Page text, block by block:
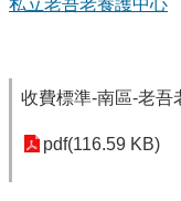
收費標準-南區-老吾
pdf(116.59 KB)